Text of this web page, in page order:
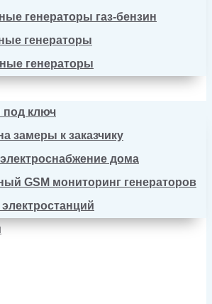
генераторы газ-бензин
генераторы
генераторы
под ключ
замеры к заказчику
дома
GSM мониторинг генераторов